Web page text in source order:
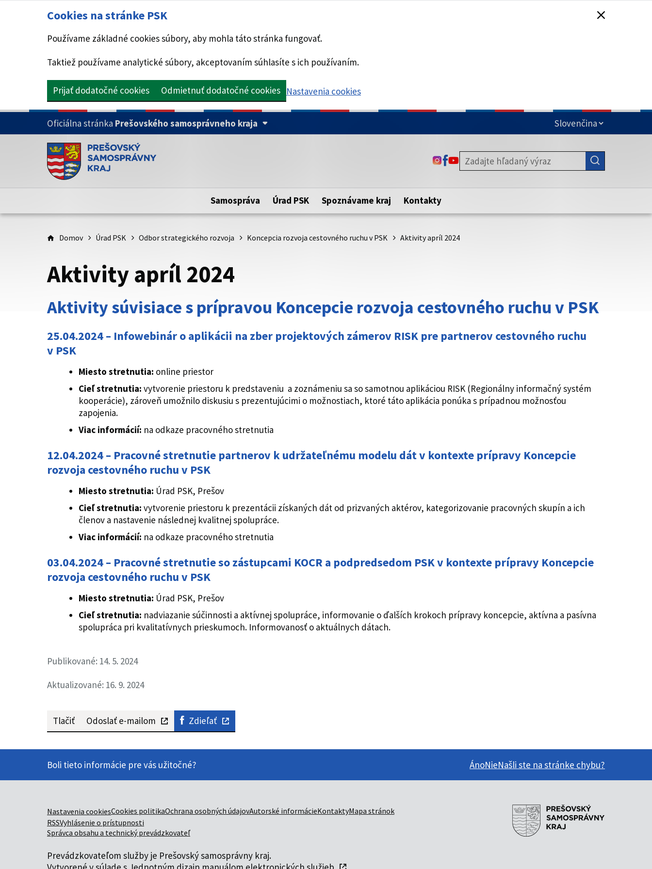
Cookies na stránke PSK
Používame základné cookies súbory, aby mohla táto stránka fungovať.
Taktiež používame analytické súbory, akceptovaním súhlasíte s ich používaním.
Prijať dodatočné cookies Odmietnuť dodatočné cookies Nastavenia cookies
PRESKOČIŤ NA HLAVNÝ OBSAH
Oficiálna stránka Prešovského samosprávneho kraja
Doména psk.sk je oficiálna
Toto je oficiálna webová stránka Prešovského samosprávneho kraja.
Táto stránka je zabezpečená
zabezpečenú webovú stránku. Zabezpečená stránka vždy začína
https:// pred názvom domény webového sídla.
ODKAZ SA OTVORÍ NA NOVEJ KARTE
ODKAZ SA OTVORÍ NA NOVEJ KARTE
ODKAZ SA OTVORÍ NA NOVEJ KARTE
Samospráva Úrad PSK Spoznávame kraj Kontakty
Domov Úrad PSK Odbor strategického rozvoja Koncepcia rozvoja cestovného ruchu v PSK Aktivity apríl 2024
Aktivity apríl 2024
Aktivity súvisiace s prípravou Koncepcie rozvoja cestovného ruchu v PSK
25.04.2024 – Infowebinár o aplikácii na zber projektových zámerov RISK pre partnerov cestovného ruchu
v PSK
Miesto stretnutia: online priestor
Cieľ stretnutia: vytvorenie priestoru k predstaveniu a zoznámeniu sa so samotnou aplikáciou RISK (Regionálny informačný systém
kooperácie), zároveň umožnilo diskusiu s prezentujúcimi o možnostiach, ktoré táto aplikácia ponúka s prípadnou možnosťou
zapojenia.
Viac informácií: na odkaze pracovného stretnutia
12.04.2024 – Pracovné stretnutie partnerov k udržateľnému modelu dát v kontexte prípravy Koncepcie
rozvoja cestovného ruchu v PSK
Miesto stretnutia: Úrad PSK, Prešov
Cieľ stretnutia: vytvorenie priestoru k prezentácii získaných dát od prizvaných aktérov, kategorizovanie pracovných skupín a ich
členov a nastavenie následnej kvalitnej spolupráce.
Viac informácií: na odkaze pracovného stretnutia
03.04.2024 – Pracovné stretnutie so zástupcami KOCR a podpredsedom PSK v kontexte prípravy Koncepcie
rozvoja cestovného ruchu v PSK
Miesto stretnutia: Úrad PSK, Prešov
Cieľ stretnutia: nadviazanie súčinnosti a aktívnej spolupráce, informovanie o ďalších krokoch prípravy koncepcie, aktívna a pasívna
spolupráca pri kvalitatívnych prieskumoch. Informovanosť o aktuálnych dátach.
Publikované: 14. 5. 2024
Aktualizované: 16. 9. 2024
Tlačiť Odoslať e-mailom Zdieľať
Boli tieto informácie pre vás užitočné? ÁnoNieNašli ste na stránke chybu?
Nastavenia cookiesCookies politikaOchrana osobných údajovAutorské informácieKontaktyMapa stránok
RSSVyhlásenie o prístupnosti
Správca obsahu a technický prevádzkovateľ
Prevádzkovateľom služby je Prešovský samosprávny kraj.